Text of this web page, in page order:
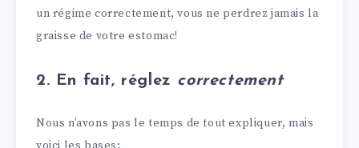
un régime correctement, vous ne perdrez jamais la
graisse de votre estomac!
2. En fait, réglez correctement
Nous n’avons pas le temps de tout expliquer, mais